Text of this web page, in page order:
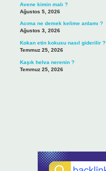
Avene kimin malı ?
Ağustos 5, 2026
Acıma ne demek kelime anlamı ?
Ağustos 3, 2026
Kokan etin kokusu nasıl giderilir ?
Temmuz 25, 2026
Kaşık helva nerenin ?
Temmuz 25, 2026